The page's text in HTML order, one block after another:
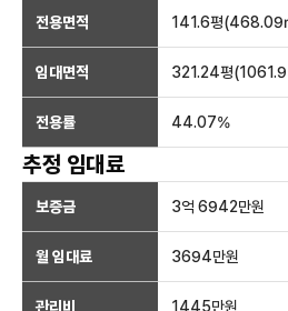
전용면적 141.6평(468.09
임대면적 321.24평(
전용률 44.07%
추정 임대료
보증금 3억 6942만원
월 임대료 3694만원
관리비 1445만원